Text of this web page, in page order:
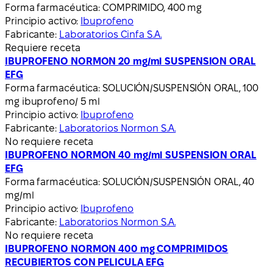
Forma farmacéutica: COMPRIMIDO, 400 mg
Principio activo: Ibuprofeno
Fabricante: Laboratorios Cinfa S.A.
Requiere receta
IBUPROFENO NORMON 20 mg/ml SUSPENSION ORAL
EFG
Forma farmacéutica: SOLUCIÓN/SUSPENSIÓN ORAL, 100
mg ibuprofeno/ 5 ml
Principio activo: Ibuprofeno
Fabricante: Laboratorios Normon S.A.
No requiere receta
IBUPROFENO NORMON 40 mg/ml SUSPENSION ORAL
EFG
Forma farmacéutica: SOLUCIÓN/SUSPENSIÓN ORAL, 40
mg/ml
Principio activo: Ibuprofeno
Fabricante: Laboratorios Normon S.A.
No requiere receta
IBUPROFENO NORMON 400 mg COMPRIMIDOS
RECUBIERTOS CON PELICULA EFG